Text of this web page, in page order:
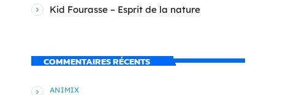
Kid Fourasse – Esprit de la nature
COMMENTAIRES RÉCENTS
ANIMIX